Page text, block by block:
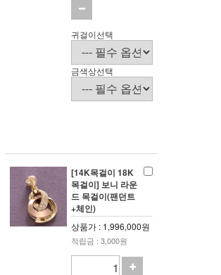
귀걸이선택
금색상선택
[14K목걸이 18K
목걸이] 보니 라운
드 목걸이(팬던트
+체인)
상품가 : 1,996,000원
적립금 : 3,000원